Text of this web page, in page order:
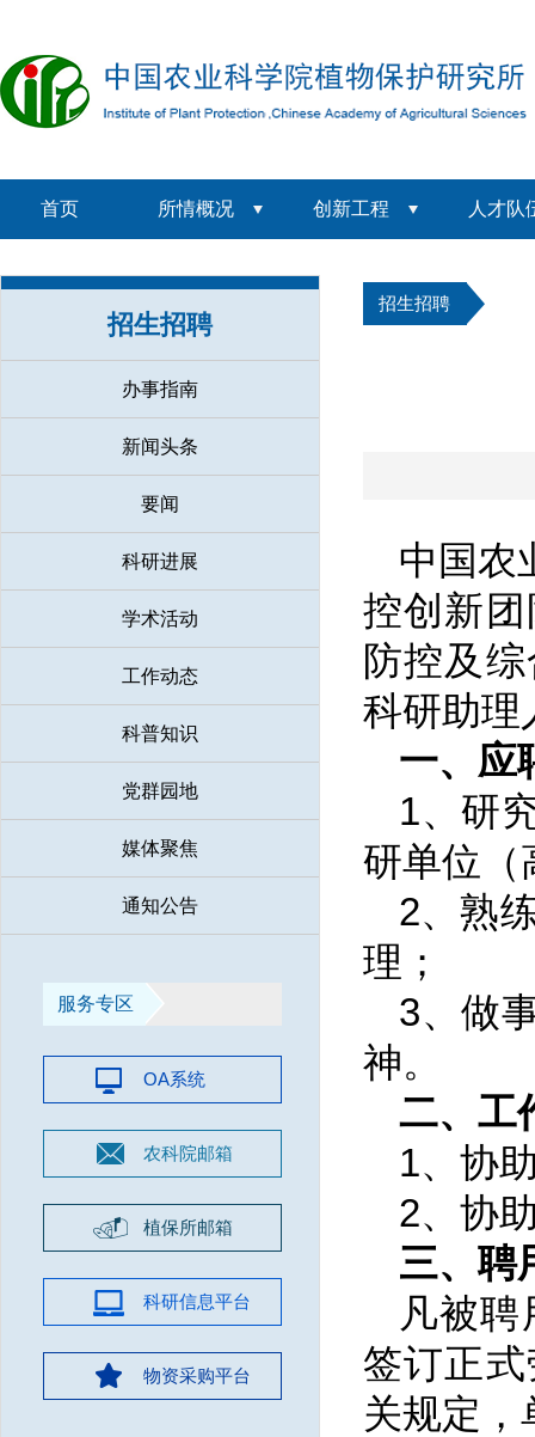
首页 所情概况 创新工程 人才队
招生招聘
办事指南
新闻头条
要闻
科研进展
学术活动
工作动态
科普知识
党群园地
媒体聚焦
通知公告
服务专区
OA系统
农科院邮箱
植保所邮箱
科研信息平台
物资采购平台
招生招聘
中国农
控创新
防控及
科研助理
一、应
1、研
研单位（
2、熟
理；
3、做
神。
二、工
1、协
2、协
三、聘
凡被
签订正
关规定，